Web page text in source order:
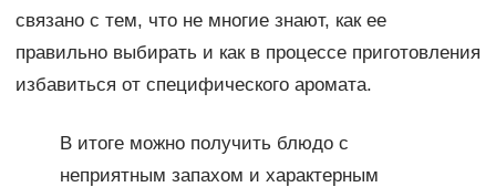
связано с тем, что не многие знают, как ее
правильно выбирать и как в процессе приготовления
избавиться от специфического аромата.
В итоге можно получить блюдо с
неприятным запахом и характерным